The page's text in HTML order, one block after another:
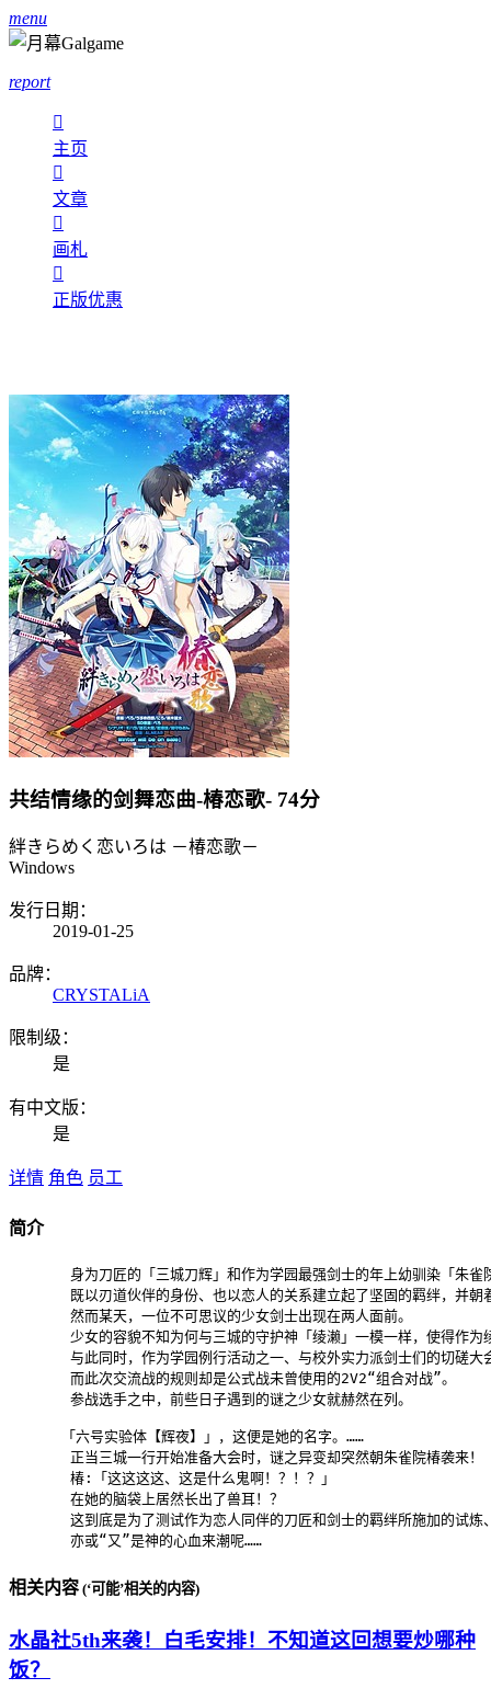
menu
report

主页

文章

画札

正版优惠
共结情缘的剑舞恋曲-椿恋歌- 74分
絆きらめく恋いろは －椿恋歌－
Windows
发行日期：
2019-01-25
品牌：
CRYSTALiA
限制级：
是
有中文版：
是
详情 角色 员工
简介
身为刀匠的「三城刀辉」和作为学园最强剑士的年上幼驯染「朱雀
既以刃道伙伴的身份、也以恋人的关系建立起了坚固的羁绊，并朝
       然而某天，一位不可思议的少女剑士出现在两人面前。
少女的容貌不知为何与三城的守护神「绫濑」一模一样，使得作为
与此同时，作为学园例行活动之一、与校外实力派剑士们的切磋大
       而此次交流战的规则却是公式战未曾使用的2V2“组合对战”。
       参战选手之中，前些日子遇到的谜之少女就赫然在列。
      「六号实验体【辉夜】」，这便是她的名字。……
       正当三城一行开始准备大会时，谜之异变却突然朝朱雀院椿袭来！
       椿:「这这这这、这是什么鬼啊！？！？」
       在她的脑袋上居然长出了兽耳！？
这到底是为了测试作为恋人同伴的刀匠和剑士的羁绊所施加的试炼
       亦或“又”是神的心血来潮呢……
相关内容 (‘可能’相关的内容)
水晶社5th来袭！白毛安排！不知道这回想要炒哪种
饭？